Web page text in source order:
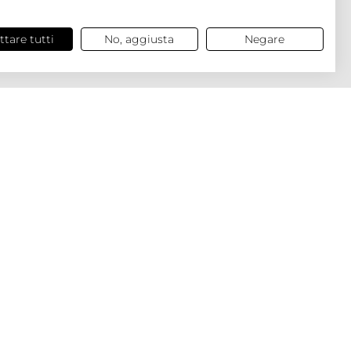
tutti No, aggiusta Negare